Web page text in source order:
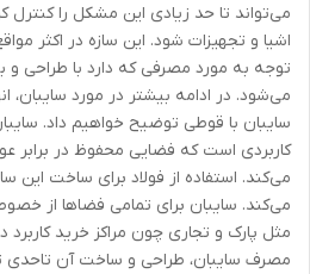
می‌تواند تا حد زیادی این مشکل را کنترل
اشیا و تجهیزات شود. این سازه در اکثر
توجه به مورد مصرفی که دارد با طراحی و
می‌شود. در ادامه بیشتر در مورد سایبان،
سایبان با قوطی توضیح خواهیم داد.
کاربردی است که فضایی محفوظ در برابر
می‌کند. استفاده از فولاد برای ساخت این
می‌کند. سایبان‌ برای تمامی فضاها از
مثل پارک و تجاری چون مراکز خرید کاربرد
مصرف سایبان، طراحی و ساخت آن تاحدی